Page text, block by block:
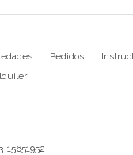
Pedidos
15651952